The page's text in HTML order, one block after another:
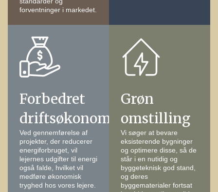
forventninger i markedet.
Forbedret
driftsøkonomi
Ved gennemførelse af
projekter, der reducerer
energiforbruget, vil
lejernes udgifter til energi
også falde, hvilket vil
medføre økonomisk
tryghed hos vores lejere.
Grøn
omstilling
Vi søger at bevare
eksisterende bygninger
og optimere disse, så de
står i en nutidig og
byggeteknisk god stand,
og deres
byggematerialer fortsat